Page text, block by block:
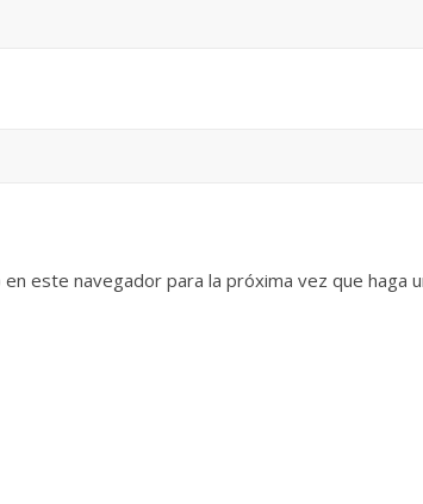
este navegador para la próxima vez que haga